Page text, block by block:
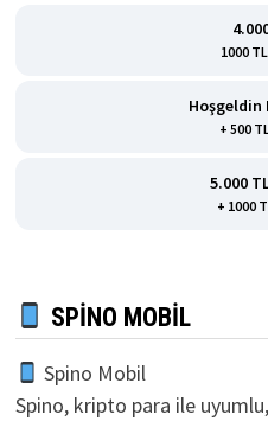
1000
Hoşgeldin
+ 500
5.000
+ 1000
SPINO MOBIL
Spino Mobil
Spino, kripto para ile